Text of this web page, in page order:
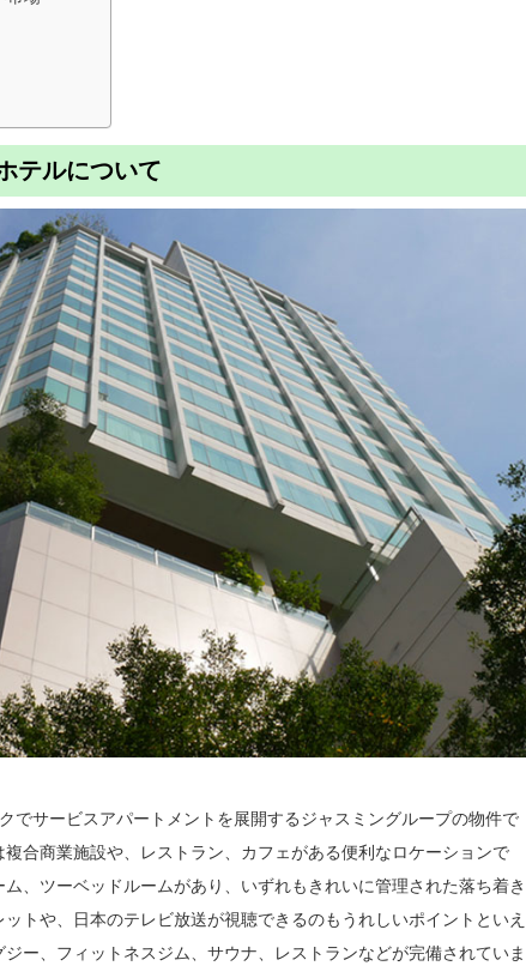
テルについて
でサービスアパートメントを展開するジャスミングループの物件で
合商業施設や、レストラン、カフェがある便利なロケーションで
、ツーベッドルームがあり、いずれもきれいに管理された落ち着き
トや、日本のテレビ放送が視聴できるのもうれしいポイントといえ
ー、フィットネスジム、サウナ、レストランなどが完備されていま